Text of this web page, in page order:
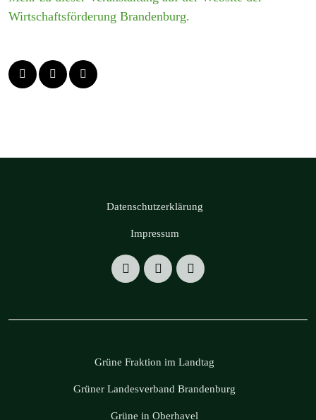
Wirtschaftsförderung Brandenburg.
Datenschutzerklärung
Impressum
Grüne Fraktion im Landtag
Grüner Landesverband Brandenburg
Grüne in Oberhavel